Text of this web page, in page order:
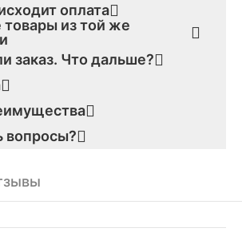
оплата
из той же
заказ. Что дальше?
вопросы?